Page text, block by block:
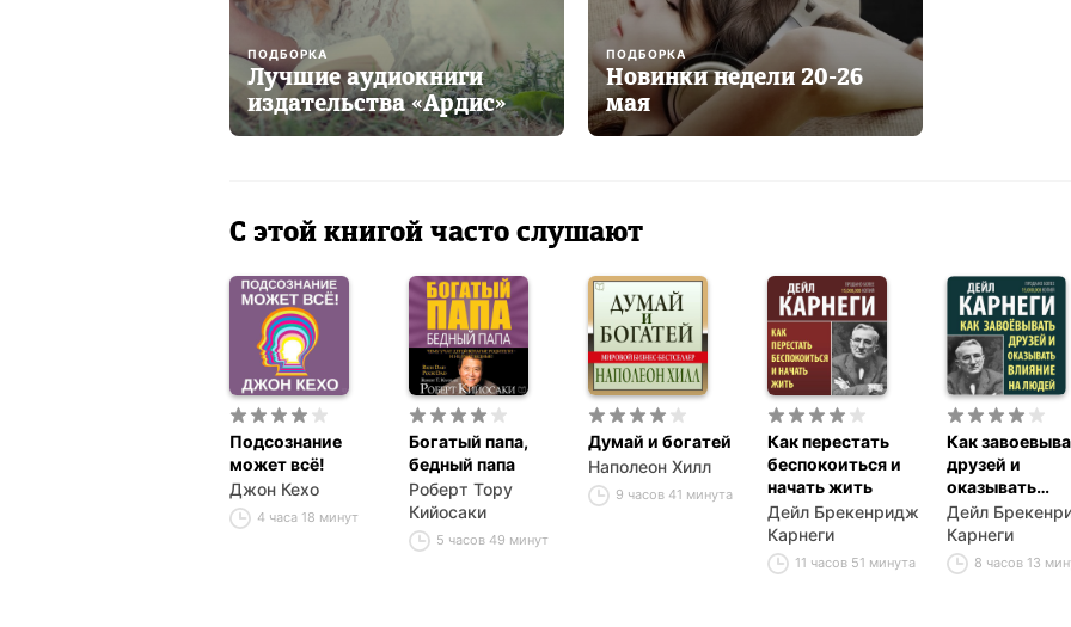
ПОДБОРКА
Лучшие аудиокниги
издательства «Ардис»
ПОДБОРКА
Новинки недели 20-26
мая
С этой книгой часто слушают
Подсознание
может всё!
Джон Кехо
4 часа 18 минут
Богатый папа,
бедный папа
Роберт Тору
Кийосаки
5 часов 49 минут
Думай и богатей
Наполеон Хилл
9 часов 41 минута
Как перестать
беспокоиться и
начать жить
Дейл Брекенридж
Карнеги
11 часов 51 минута
Как
друзей и
оказывать
влияние на
Дейл
Карнеги
8 часов 13